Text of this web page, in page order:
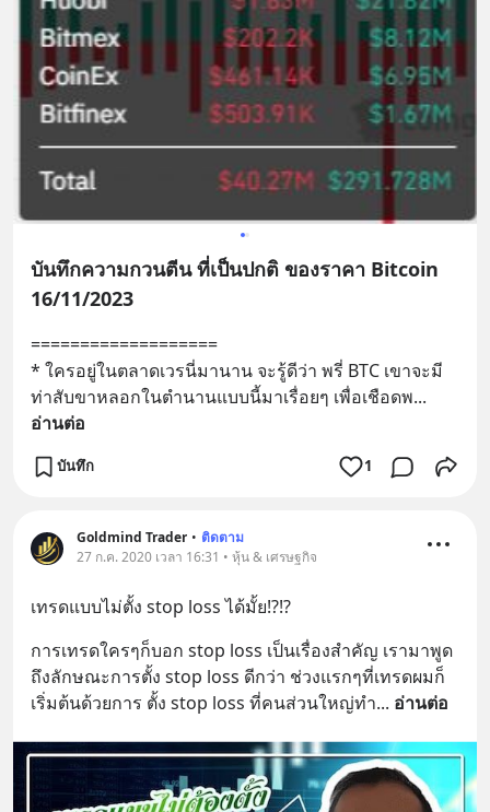
บันทึกความกวนตีน ที่เป็นปกติ ของราคา Bitcoin
16/11/2023
===================
* ใครอยู่ในตลาดเวรนี่มานาน จะรู้ดีว่า พรี่ BTC เขาจะมี
ท่าสับขาหลอกในตำนานแบบนี้มาเรื่อยๆ เพื่อเชือดพ
อ่านต่อ
บันทึก 1
Goldmind Trader • ติดตาม
27 ก.ค. 2020 เวลา 16:31 • หุ้น & เศรษฐกิจ
เทรดแบบไม่ตั้ง stop loss ได้มั้ย!?!?
การเทรดใครๆก็บอก stop loss เป็นเรื่องสำคัญ เรามาพูด
ถึงลักษณะการตั้ง stop loss ดีกว่า ช่วงแรกๆที่เทรดผมก็
เริ่มต้นด้วยการ ตั้ง stop loss ที่คนส่วนใหญ่ทำ... อ่านต่อ